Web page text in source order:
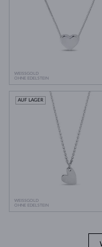
WEISSGOLD
OHNE EDELSTEIN
WEISSGOLD
OHNE EDELSTEIN
AUF LAGER